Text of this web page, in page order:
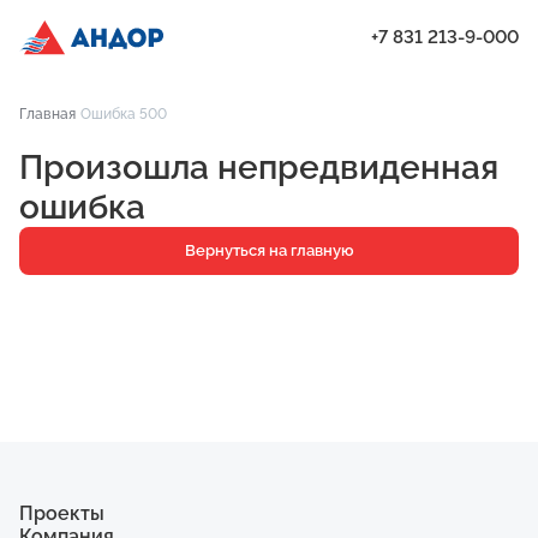
Проекты
Квартиры
Паркинг
Кладовые
+7 831 213-9-000
Главная Ошибка 500
Произошла непредвиденная
ошибка
Вернуться на главную
Проекты